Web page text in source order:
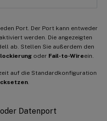
Port. Der Port kann entweder
werden. Die angezeigten
ab. Stellen Sie außerdem den
oder Fail-to-Wireein.
auf die Standardkonfiguration
.
Datenport